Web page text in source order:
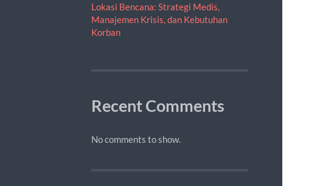
Lokasi Bencana: Strategi Medis,
Manajemen Krisis, dan Kebutuhan
Korban
Recent Comments
No comments to show.